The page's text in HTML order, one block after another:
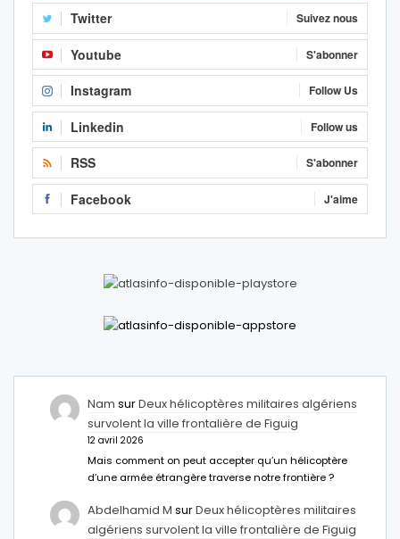
Twitter Suivez nous
Youtube S'abonner
Instagram Follow Us
Linkedin Follow us
RSS S'abonner
Facebook J'aime
Nam surDeux hélicoptères militaires algériens
survolent la ville frontalière de Figuig
12 avril 2026
Mais comment on peut accepter qu’un hélicoptère
d’une armée étrangère traverse notre frontière ?
Abdelhamid M surDeux hélicoptères militaires
algériens survolent la ville frontalière de Figuig